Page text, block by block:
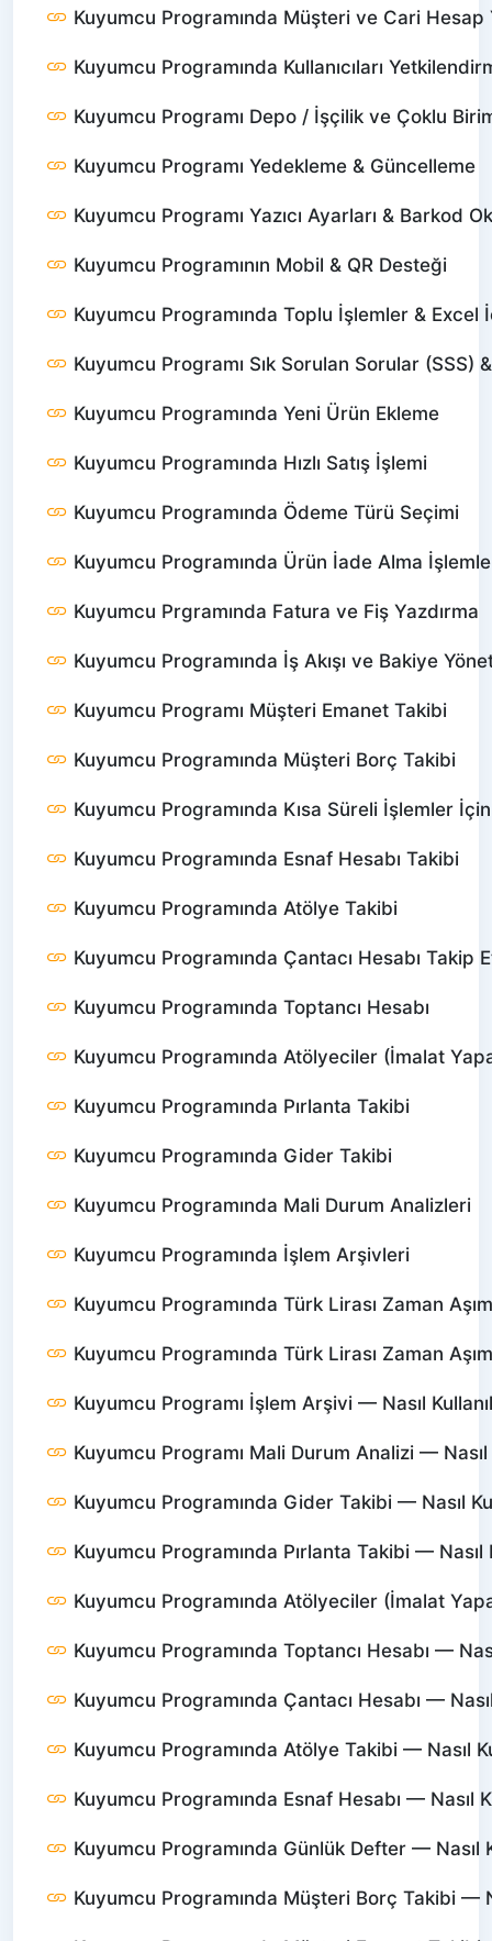
Kuyumcu Programında Müşteri ve Cari Hesap
Kuyumcu Programında Kullanıcıları
Kuyumcu Programı Depo / İşçilik ve Çoklu
Kuyumcu Programı Yedekleme & Güncelleme
Kuyumcu Programı Yazıcı Ayarları & Barkod
Kuyumcu Programının Mobil & QR Desteği
Kuyumcu Programında Toplu İşlemler & Excel
Kuyumcu Programı Sık Sorulan Sorular (SSS)
Kuyumcu Programında Yeni Ürün Ekleme
Kuyumcu Programında Hızlı Satış İşlemi
Kuyumcu Programında Ödeme Türü Seçimi
Kuyumcu Programında Ürün İade Alma
Kuyumcu Prgramında Fatura ve Fiş Yazdırma
Kuyumcu Programında İş Akışı ve Bakiye
Kuyumcu Programı Müşteri Emanet Takibi
Kuyumcu Programında Müşteri Borç Takibi
Kuyumcu Programında Kısa Süreli İşlemler
Kuyumcu Programında Esnaf Hesabı Takibi
Kuyumcu Programında Atölye Takibi
Kuyumcu Programında Çantacı Hesabı Takip
Kuyumcu Programında Toptancı Hesabı
Kuyumcu Programında Atölyeciler (İmalat
Kuyumcu Programında Pırlanta Takibi
Kuyumcu Programında Gider Takibi
Kuyumcu Programında Mali Durum Analizleri
Kuyumcu Programında İşlem Arşivleri
Kuyumcu Programında Türk Lirası Zaman
Kuyumcu Programında Türk Lirası Zaman
Kuyumcu Programı İşlem Arşivi — Nasıl
Kuyumcu Programı Mali Durum Analizi — Nasıl
Kuyumcu Programında Gider Takibi — Nasıl
Kuyumcu Programında Pırlanta Takibi — Nasıl
Kuyumcu Programında Atölyeciler (İmalat
Kuyumcu Programında Toptancı Hesabı —
Kuyumcu Programında Çantacı Hesabı — Nasıl
Kuyumcu Programında Atölye Takibi — Nasıl
Kuyumcu Programında Esnaf Hesabı — Nasıl
Kuyumcu Programında Günlük Defter — Nasıl
Kuyumcu Programında Müşteri Borç Takibi —